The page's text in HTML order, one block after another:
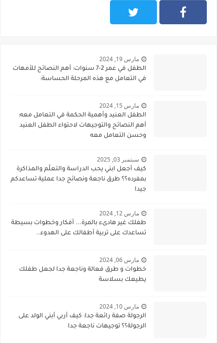
مارس 19, 2024
الطفل في عمر 2-7 سنوات: أهم النصائح للأمهات
في التعامل مع هذه المرحلة الحساسة:
مارس 15, 2024
الطفل العنيد وأهمية الحكمة في التعامل معه:
أهم النصائح والتوجيهات لاحتواء الطفل العنيد
وحسن التعامل معه
سبتمبر 03, 2025
كيف أجعل ابني يحب الدراسة والتعلّم والمذاكرة
بمفرده؟؟ طرق ناجعة ونصائح جدا عملية تساعدكم
جيدا
مارس 12, 2024
طفلك غير هادىء بالمرة... أفكار وخطوات بسيطة
تساعدك على تربية أطفالك على الهدوء..
مارس 06, 2024
خطوات و طرق فعالة وناجعة جدا لجعل طفلك
يطيعك بسلاسة
مارس 10, 2024
الرجولة صفة رائعة جدا: كيف أربي أبني الولد على
الرجولة؟؟ توجيهات ناجعة جدا